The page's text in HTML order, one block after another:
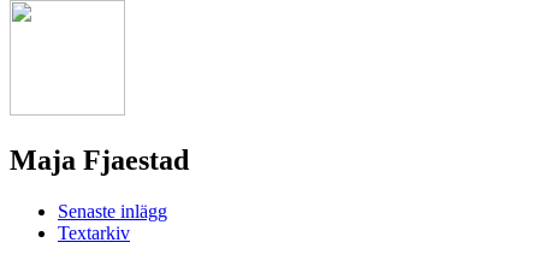
Maja Fjaestad
Senaste inlägg
Textarkiv